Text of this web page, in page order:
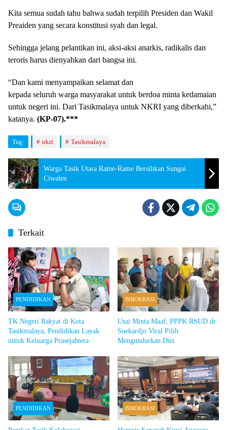
Kita semua sudah tahu bahwa sudah terpilih Presiden dan Wakil
Preaiden yang secara konstitusi syah dan legal.
Sehingga jelang pelantikan ini, aksi-aksi anarkis, radikalis dan
teroris harus dienyahkan dari bangsa ini.
“Dan kami menyampaikan selamat dan
kepada seluruh warga masyarakat untuk berdoa minta kedamaian
untuk negeri ini. Dari Tasikmalaya untuk NKRI yang diberkahi,”
katanya. (KP-07).***
Tag: nkri Tasikmalaya
Warga Tasik Utara Rame-Rame Bersihkan Sungai
Ciwalen
Terkait
PENDIDIKAN
TK Negeri Rakyat di Kota
Tasikmalaya, Pendidikan Layak
untuk Keluarga Prasejahtera
BIROKRASI
Usai Minta Maaf, PPPK RSUD dr
Soekardjo Viral Pilih
Mengundurkan Diri
PENDIDIKAN BIROKRASI